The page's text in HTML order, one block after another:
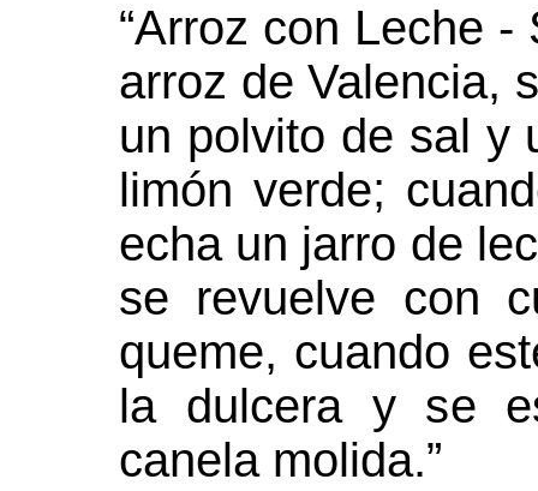
“Arroz con Leche
arroz de Valencia,
un polvito de sal y
limón verde;
echa un jarro de
se revuelve con
queme, cuando
la dulcera y se
canela molida.”